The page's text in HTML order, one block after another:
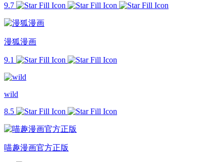
9.7
漫狐漫画
9.1
wild
8.5
喵趣漫画官方正版